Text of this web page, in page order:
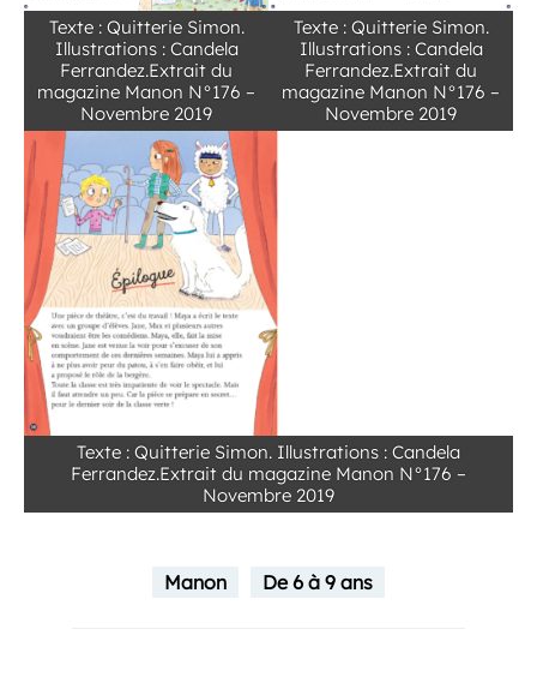
Texte : Quitterie Simon.
Illustrations : Candela
Ferrandez.Extrait du
magazine Manon N°176 –
Novembre 2019
Texte : Quitterie Simon.
Illustrations : Candela
Ferrandez.Extrait du
magazine Manon N°176 –
Novembre 2019
Texte : Quitterie Simon. Illustrations : Candela
Ferrandez.Extrait du magazine Manon N°176 –
Novembre 2019
Manon De 6 à 9 ans